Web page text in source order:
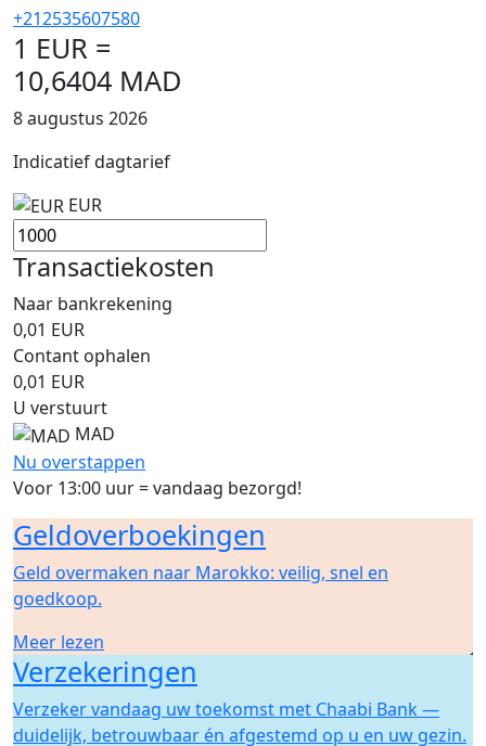
+212535607580
1 EUR =
10,6404 MAD
8 augustus 2026
Indicatief dagtarief
EUR
Transactiekosten
Naar bankrekening
0,01 EUR
Contant ophalen
0,01 EUR
U verstuurt
MAD
Nu overstappen
Voor 13:00 uur = vandaag bezorgd!
Geldoverboekingen
Geld overmaken naar Marokko: veilig, snel en
goedkoop.
Meer lezen
Verzekeringen
Verzeker vandaag uw toekomst met Chaabi Bank —
duidelijk, betrouwbaar én afgestemd op u en uw gezin.